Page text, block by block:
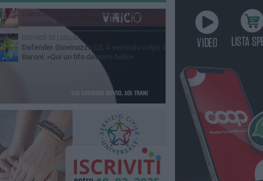
MARTEDÌ 4 AGOSTO
Colpo del Defender Giovinazzo C5, arriva il
nazionale lettone Baklanovs
GIOVEDÌ 30 LUGLIO
Defender Giovinazzo C5, il secondo colpo è
Baroni: «Qui un tifo davvero bello»